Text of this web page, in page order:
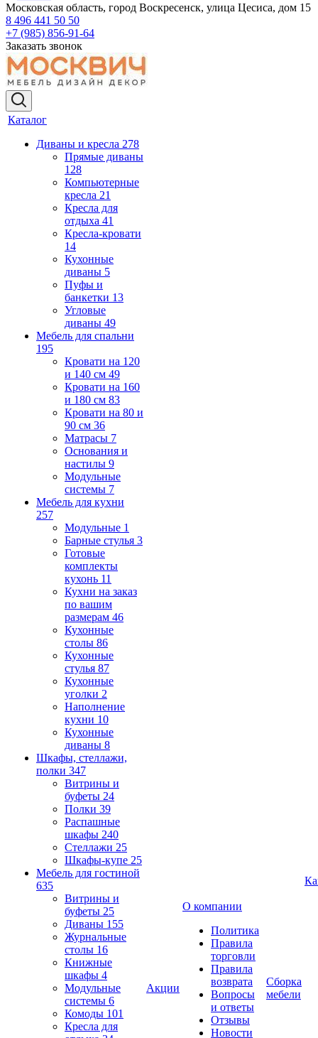
Московская область, город Воскресенск, улица Цесиса, дом 15
8 496 441 50 50
+7 (985) 856-91-64
Заказать звонок
Каталог
Диваны и кресла 278
Прямые диваны
128
Компьютерные
кресла 21
Кресла для
отдыха 41
Кресла-кровати
14
Кухонные
диваны 5
Пуфы и
банкетки 13
Угловые
диваны 49
Мебель для спальни
195
Кровати на 120
и 140 см 49
Кровати на 160
и 180 см 83
Кровати на 80 и
90 см 36
Матрасы 7
Основания и
настилы 9
Модульные
системы 7
Мебель для кухни
257
Модульные 1
Барные стулья 3
Готовые
комплекты
кухонь 11
Кухни на заказ
по вашим
размерам 46
Кухонные
столы 86
Кухонные
стулья 87
Кухонные
уголки 2
Наполнение
кухни 10
Кухонные
диваны 8
Шкафы, стеллажи,
полки 347
Витрины и
буфеты 24
Полки 39
Распашные
шкафы 240
Стеллажи 25
Шкафы-купе 25
Мебель для гостиной
635
Витрины и
буфеты 25
Диваны 155
Журнальные
столы 16
Книжные
шкафы 4
Модульные
системы 6
Комоды 101
Кресла для
Акции
О компании
Политика
Правила
торговли
Правила
возврата
Вопросы
и ответы
Отзывы
Новости
Сборка
мебели